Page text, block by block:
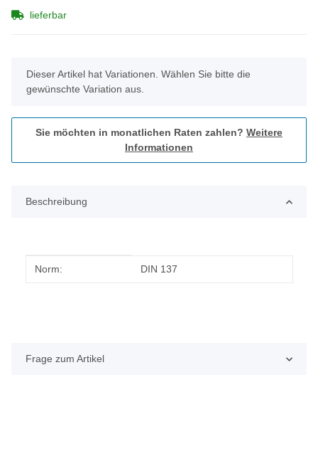
lieferbar
x
Dieser Artikel hat Variationen. Wählen Sie bitte die
gewünschte Variation aus.
Sie möchten in monatlichen Raten zahlen? Weitere
Informationen
Beschreibung
Produkteigenschaft
Wert
Norm: DIN 137
Frage zum Artikel